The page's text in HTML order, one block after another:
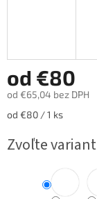
od €80
od €65,04 bez DPH
Jednotková
od €80 / 1 ks
Zvoľte variant